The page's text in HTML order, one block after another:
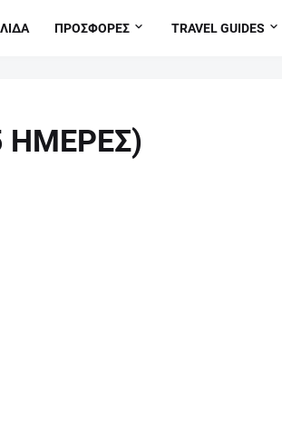
ΠΡΟΣΦΟΡΕΣ TRAVEL GUIDES
ΗΜΕΡΕΣ)